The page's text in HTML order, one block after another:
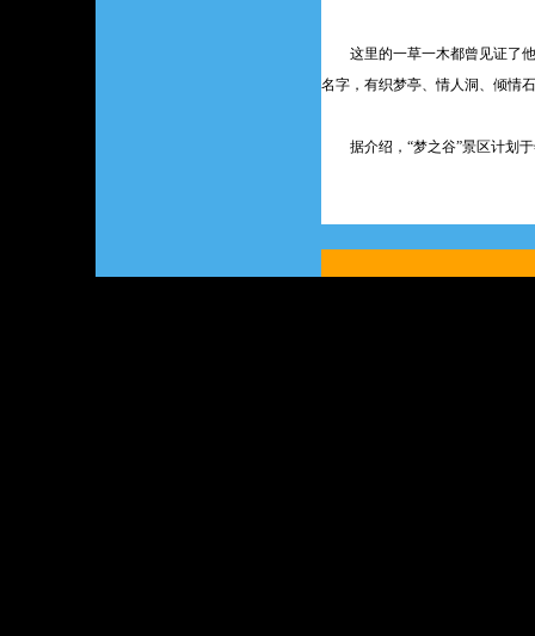
这里的一草一木都曾见证了他
名字，有织梦亭、情人洞、倾情
据介绍，“梦之谷”景区计划于